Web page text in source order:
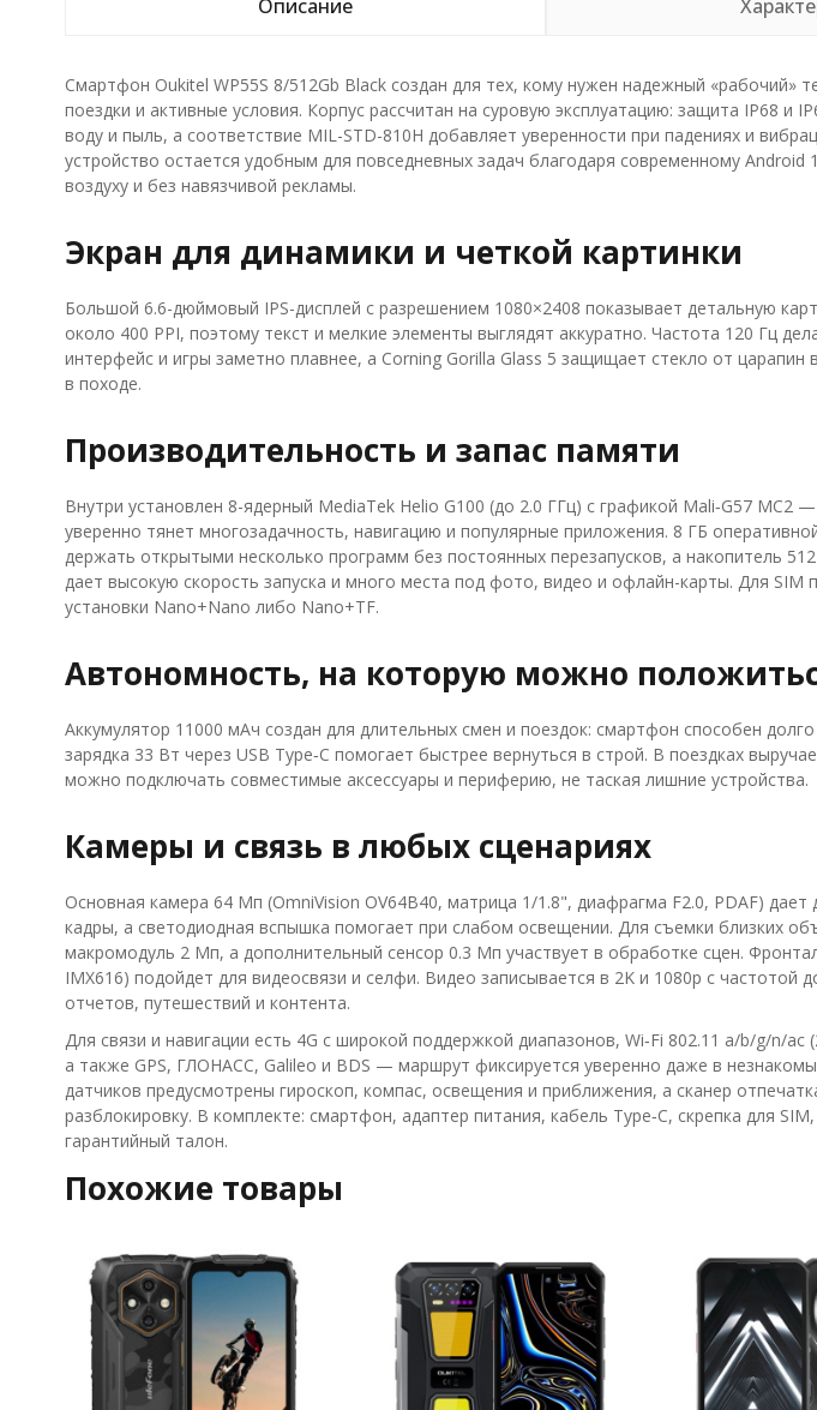
Описание
Смартфон Oukitel WP55S 8/512Gb Black создан для тех, кому нужен надежный «рабочий»
поездки и активные условия. Корпус рассчитан на суровую эксплуатацию: защита IP68 и
воду и пыль, а соответствие MIL-STD-810H добавляет уверенности при падениях и
устройство остается удобным для повседневных задач благодаря современному Android
воздуху и без навязчивой рекламы.
Экран для динамики и четкой картинки
Большой 6.6-дюймовый IPS-дисплей с разрешением 1080×2408 показывает детальную
около 400 PPI, поэтому текст и мелкие элементы выглядят аккуратно. Частота 120 Гц
интерфейс и игры заметно плавнее, а Corning Gorilla Glass 5 защищает стекло от царапин
в походе.
Производительность и запас памяти
Внутри установлен 8-ядерный MediaTek Helio G100 (до 2.0 ГГц) с графикой Mali‑G57 MC2
уверенно тянет многозадачность, навигацию и популярные приложения. 8 ГБ
держать открытыми несколько программ без постоянных перезапусков, а накопитель 512
дает высокую скорость запуска и много места под фото, видео и офлайн-карты. Для SIM
установки Nano+Nano либо Nano+TF.
Автономность, на которую можно
Аккумулятор 11000 мАч создан для длительных смен и поездок: смартфон способен
зарядка 33 Вт через USB Type‑C помогает быстрее вернуться в строй. В поездках
можно подключать совместимые аксессуары и периферию, не таская лишние устройства.
Камеры и связь в любых сценариях
Основная камера 64 Мп (OmniVision OV64B40, матрица 1/1.8", диафрагма F2.0, PDAF) дает
кадры, а светодиодная вспышка помогает при слабом освещении. Для съемки близких
макромодуль 2 Мп, а дополнительный сенсор 0.3 Мп участвует в обработке сцен.
IMX616) подойдет для видеосвязи и селфи. Видео записывается в 2K и 1080p с частотой
отчетов, путешествий и контента.
Для связи и навигации есть 4G с широкой поддержкой диапазонов, Wi‑Fi 802.11 a/b/g/n/ac
а также GPS, ГЛОНАСС, Galileo и BDS — маршрут фиксируется уверенно даже в
датчиков предусмотрены гироскоп, компас, освещения и приближения, а сканер
разблокировку. В комплекте: смартфон, адаптер питания, кабель Type‑C, скрепка для
гарантийный талон.
Похожие товары